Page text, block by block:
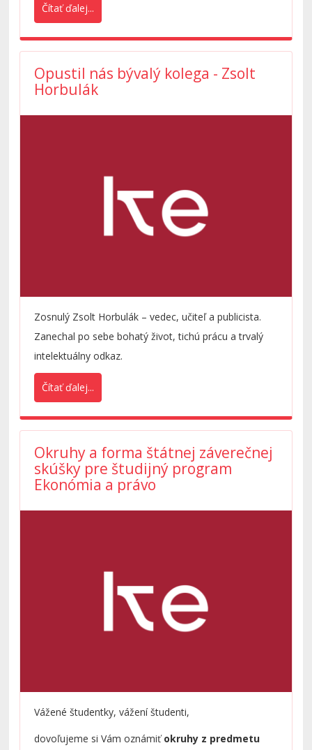
Čítať ďalej...
Opustil nás bývalý kolega - Zsolt
Horbulák
Zosnulý Zsolt Horbulák – vedec, učiteľ a publicista.
Zanechal po sebe bohatý život, tichú prácu a trvalý
intelektuálny odkaz.
Čítať ďalej...
Okruhy a forma štátnej záverečnej
skúšky pre študijný program
Ekonómia a právo
Vážené študentky, vážení študenti,
dovoľujeme si Vám oznámiťokruhy z predmetu